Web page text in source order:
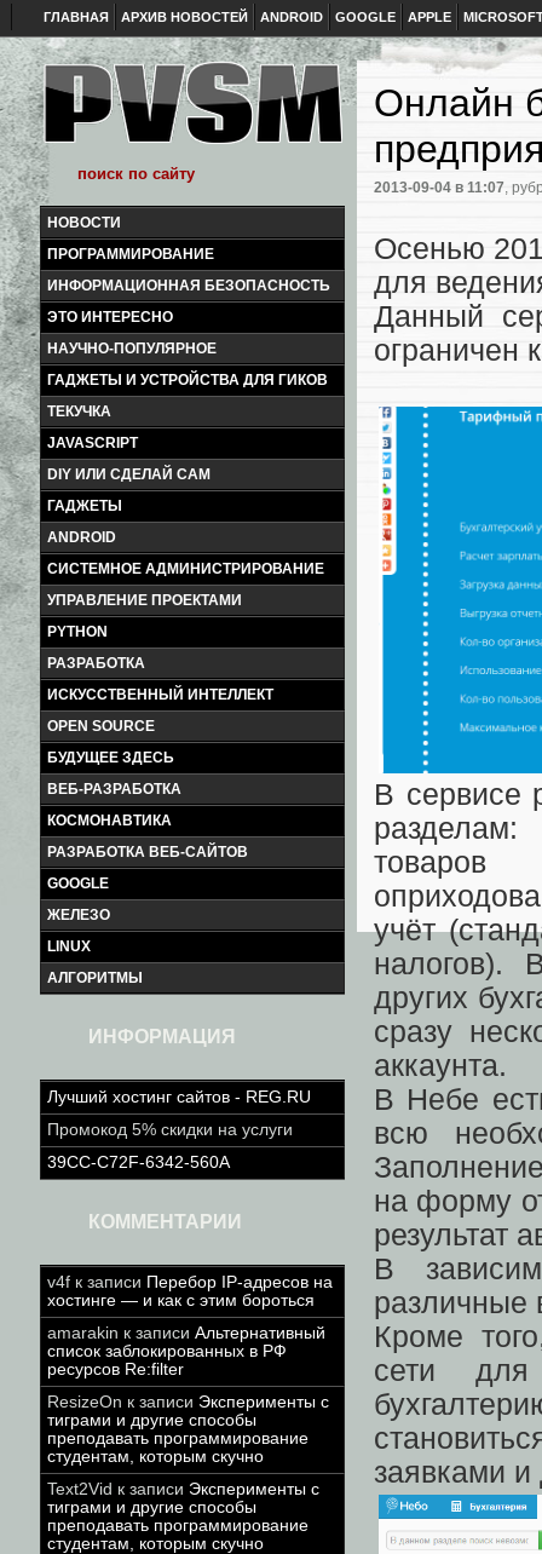
ГЛАВНАЯ АРХИВ НОВОСТЕЙ ANDROID GOOGLE APPLE
НОВОСТИ
ПРОГРАММИРОВАНИЕ
ИНФОРМАЦИОННАЯ БЕЗОПАСНОСТЬ
ЭТО ИНТЕРЕСНО
НАУЧНО-ПОПУЛЯРНОЕ
ГАДЖЕТЫ И УСТРОЙСТВА ДЛЯ ГИКОВ
ТЕКУЧКА
JAVASCRIPT
DIY ИЛИ СДЕЛАЙ САМ
ГАДЖЕТЫ
ANDROID
СИСТЕМНОЕ АДМИНИСТРИРОВАНИЕ
УПРАВЛЕНИЕ ПРОЕКТАМИ
PYTHON
РАЗРАБОТКА
ИСКУССТВЕННЫЙ ИНТЕЛЛЕКТ
OPEN SOURCE
БУДУЩЕЕ ЗДЕСЬ
ВЕБ-РАЗРАБОТКА
КОСМОНАВТИКА
РАЗРАБОТКА ВЕБ-САЙТОВ
GOOGLE
ЖЕЛЕЗО
LINUX
АЛГОРИТМЫ
ИНФОРМАЦИЯ
Лучший хостинг сайтов - REG.RU
Промокод 5% скидки на услуги
39CC-C72F-6342-560A
КОММЕНТАРИИ
v4f к записи Перебор IP-адресов на
хостинге — и как с этим бороться
amarakin к записи Альтернативный
список заблокированных в РФ
ресурсов Re:filter
ResizeOn к записи Эксперименты с
тиграми и другие способы
преподавать программирование
студентам, которым скучно
Text2Vid к записи Эксперименты с
тиграми и другие способы
преподавать программирование
студентам, которым скучно
Онлайн
2013-09-04 в 11:07,
Осенью
для
Данный
ограничен
В сервисе
товаров
учёт
налогов).
других
сразу
аккаунта.
В Небе
всю
на форму
результат
В
различные
Кроме
сети для
заявками